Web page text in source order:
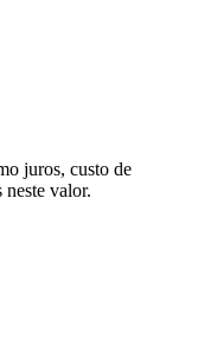
juros, custo de
neste valor.